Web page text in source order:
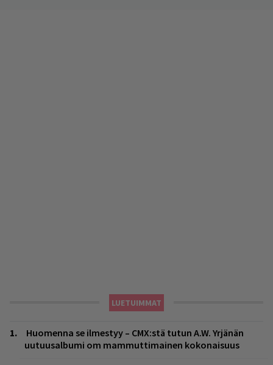
LUETUIMMAT
Huomenna se ilmestyy – CMX:stä tutun A.W. Yrjänän
uutuusalbumi om mammuttimainen kokonaisuus